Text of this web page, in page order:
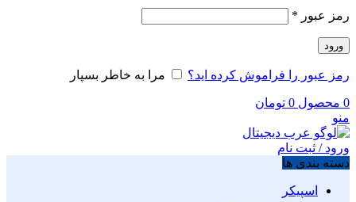
رمز عبور *
ورود
رمز عبور را فراموش کرده اید؟ مرا به خاطر بسپار
0 محصول 0 تومان
منو
ورود / ثبت نام
دسته بندی ها
اسپیکر